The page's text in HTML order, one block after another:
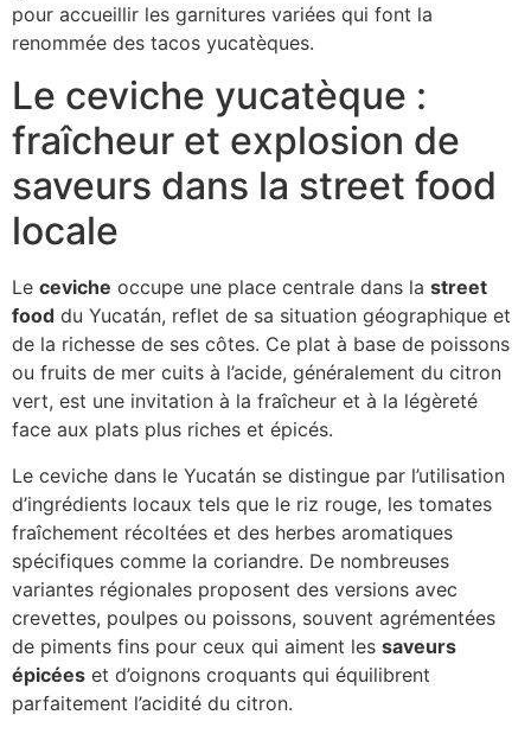
pour accueillir les garnitures variées qui font la
renommée des tacos yucatèques.
Le ceviche yucatèque :
fraîcheur et explosion de
saveurs dans la street food
locale
Le ceviche occupe une place centrale dans la street
food du Yucatán, reflet de sa situation géographique et
de la richesse de ses côtes. Ce plat à base de poissons
ou fruits de mer cuits à l’acide, généralement du citron
vert, est une invitation à la fraîcheur et à la légèreté
face aux plats plus riches et épicés.
Le ceviche dans le Yucatán se distingue par l’utilisation
d’ingrédients locaux tels que le riz rouge, les tomates
fraîchement récoltées et des herbes aromatiques
spécifiques comme la coriandre. De nombreuses
variantes régionales proposent des versions avec
crevettes, poulpes ou poissons, souvent agrémentées
de piments fins pour ceux qui aiment les saveurs
épicées et d’oignons croquants qui équilibrent
parfaitement l’acidité du citron.